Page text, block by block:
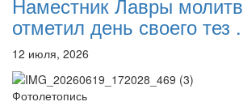
отметил день своего тез
12 июля, 2026
Фотолетопись